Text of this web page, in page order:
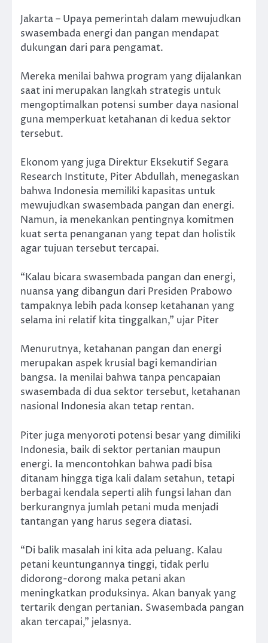
Jakarta – Upaya pemerintah dalam mewujudkan
swasembada energi dan pangan mendapat
dukungan dari para pengamat.
Mereka menilai bahwa program yang dijalankan
saat ini merupakan langkah strategis untuk
mengoptimalkan potensi sumber daya nasional
guna memperkuat ketahanan di kedua sektor
tersebut.
Ekonom yang juga Direktur Eksekutif Segara
Research Institute, Piter Abdullah, menegaskan
bahwa Indonesia memiliki kapasitas untuk
mewujudkan swasembada pangan dan energi.
Namun, ia menekankan pentingnya komitmen
kuat serta penanganan yang tepat dan holistik
agar tujuan tersebut tercapai.
“Kalau bicara swasembada pangan dan energi,
nuansa yang dibangun dari Presiden Prabowo
tampaknya lebih pada konsep ketahanan yang
selama ini relatif kita tinggalkan,” ujar Piter
Menurutnya, ketahanan pangan dan energi
merupakan aspek krusial bagi kemandirian
bangsa. Ia menilai bahwa tanpa pencapaian
swasembada di dua sektor tersebut, ketahanan
nasional Indonesia akan tetap rentan.
Piter juga menyoroti potensi besar yang dimiliki
Indonesia, baik di sektor pertanian maupun
energi. Ia mencontohkan bahwa padi bisa
ditanam hingga tiga kali dalam setahun, tetapi
berbagai kendala seperti alih fungsi lahan dan
berkurangnya jumlah petani muda menjadi
tantangan yang harus segera diatasi.
“Di balik masalah ini kita ada peluang. Kalau
petani keuntungannya tinggi, tidak perlu
didorong-dorong maka petani akan
meningkatkan produksinya. Akan banyak yang
tertarik dengan pertanian. Swasembada pangan
akan tercapai,” jelasnya.